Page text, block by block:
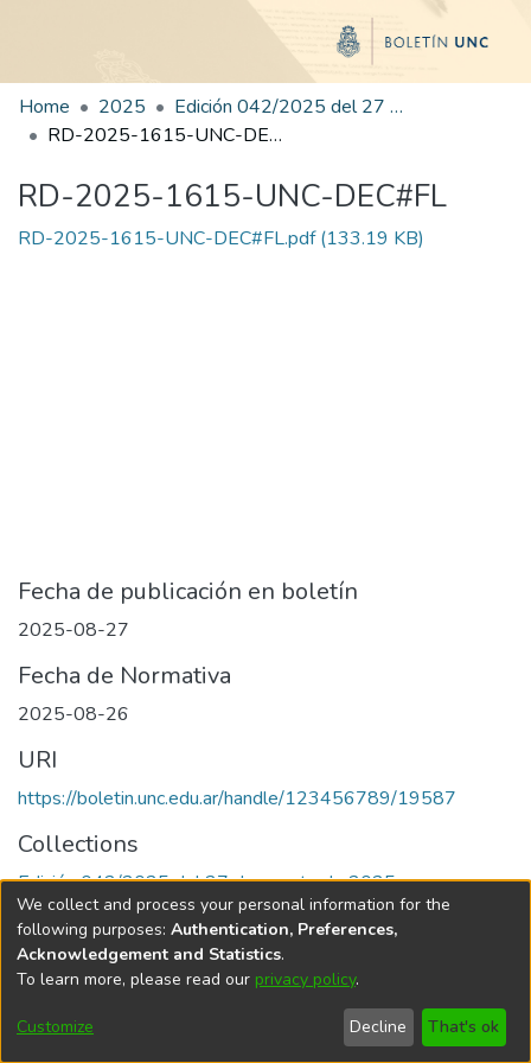
Home 2025
Edición 042/2025 del 27 de agosto de 2025
RD-2025-1615-UNC-DEC#FL
RD-2025-1615-UNC-DEC#FL
RD-2025-1615-UNC-DEC#FL.pdf(133.19 KB)
Fecha de publicación en boletín
2025-08-27
Fecha de Normativa
2025-08-26
URI
https://boletin.unc.edu.ar/handle/123456789/19587
Collections
Edición 042/2025 del 27 de agosto de 2025
Universidad Nacional de Córdoba
We collect and process your personal information for the
following purposes: Authentication, Preferences,
Acknowledgement and Statistics.
To learn more, please read our privacy policy.
Customize Decline That's ok